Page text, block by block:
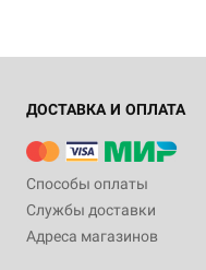
ДОСТАВКА И ОПЛАТА
Способы оплаты
Службы доставки
Адреса магазинов